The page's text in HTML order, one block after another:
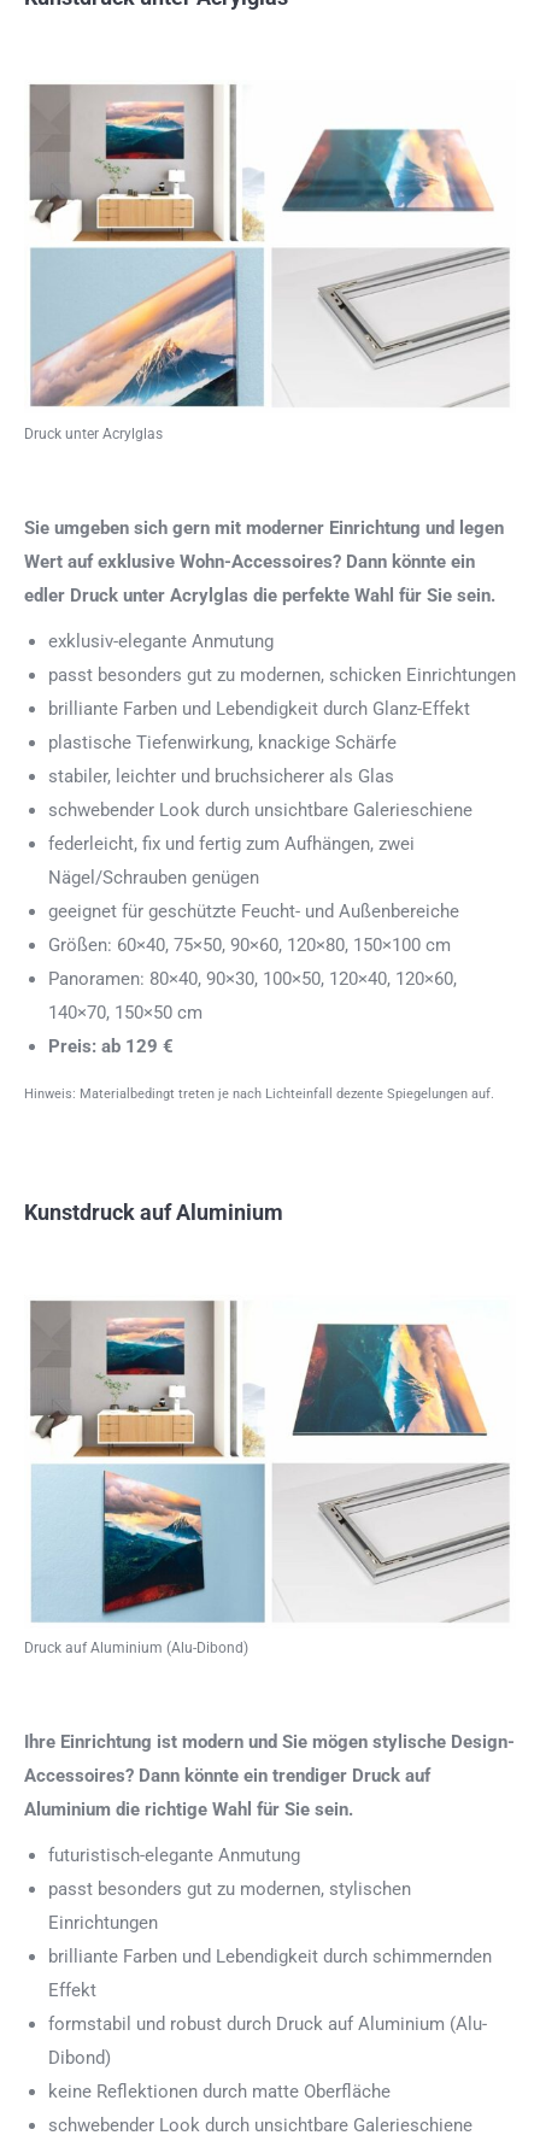
Druck unter Acrylglas
Sie umgeben sich gern mit moderner Einrichtung und legen
Wert auf exklusive Wohn-Accessoires? Dann könnte ein
edler Druck unter Acrylglas die perfekte Wahl für Sie sein.
exklusiv-elegante Anmutung
passt besonders gut zu modernen, schicken Einrichtungen
brilliante Farben und Lebendigkeit durch Glanz-Effekt
plastische Tiefenwirkung, knackige Schärfe
stabiler, leichter und bruchsicherer als Glas
schwebender Look durch unsichtbare Galerieschiene
federleicht, fix und fertig zum Aufhängen, zwei
Nägel/Schrauben genügen
geeignet für geschützte Feucht- und Außenbereiche
Größen: 60×40, 75×50, 90×60, 120×80, 150×100 cm
Panoramen: 80×40, 90×30, 100×50, 120×40, 120×60,
140×70, 150×50 cm
Preis: ab 129 €
Hinweis: Materialbedingt treten je nach Lichteinfall dezente Spiegelungen auf.
Kunstdruck auf Aluminium
Druck auf Aluminium (Alu-Dibond)
Ihre Einrichtung ist modern und Sie mögen stylische Design-
Accessoires? Dann könnte ein trendiger Druck auf
Aluminium die richtige Wahl für Sie sein.
futuristisch-elegante Anmutung
passt besonders gut zu modernen, stylischen
Einrichtungen
brilliante Farben und Lebendigkeit durch schimmernden
Effekt
formstabil und robust durch Druck auf Aluminium (Alu-
Dibond)
keine Reflektionen durch matte Oberfläche
schwebender Look durch unsichtbare Galerieschiene